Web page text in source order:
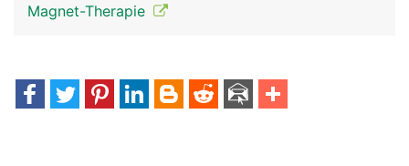
Magnet-Therapie